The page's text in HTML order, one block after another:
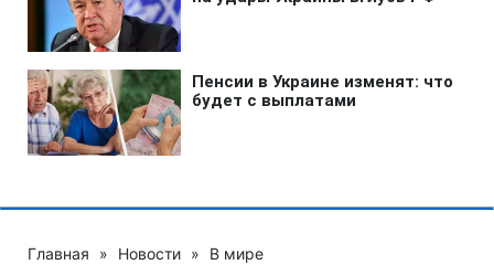
Главная » Новости » В мире